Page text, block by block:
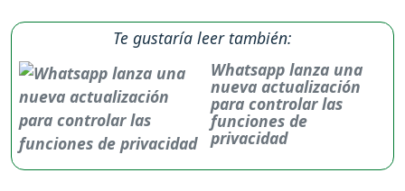
Te gustaría leer también:
Whatsapp lanza una
nueva actualización
para controlar las
funciones de
privacidad